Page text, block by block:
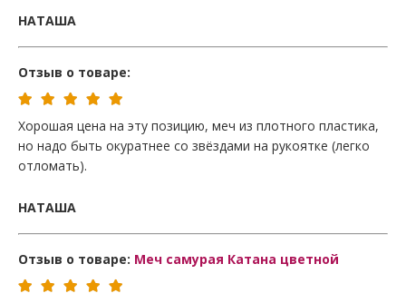
НАТАША
Отзыв о товаре:
Хорошая цена на эту позицию, меч из плотного пластика,
но надо быть окуратнее со звёздами на рукоятке (легко
отломать).
НАТАША
Отзыв о товаре: Меч самурая Катана цветной